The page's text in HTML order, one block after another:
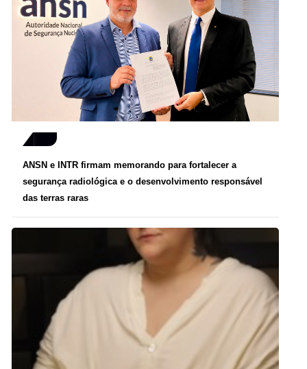
ANSN e INTR firmam memorando para fortalecer a
segurança radiológica e o desenvolvimento responsável
das terras raras